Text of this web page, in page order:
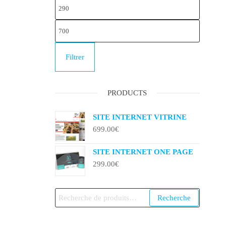
Filtrer
PRODUCTS
SITE INTERNET VITRINE
699.00€
SITE INTERNET ONE PAGE
299.00€
Recherche